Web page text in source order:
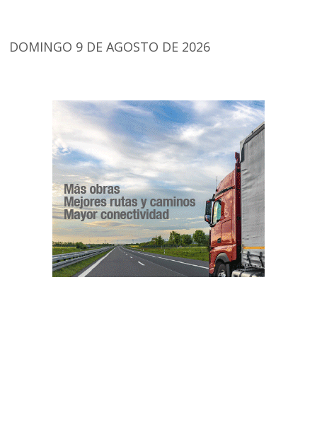
DOMINGO 9 DE AGOSTO DE 2026